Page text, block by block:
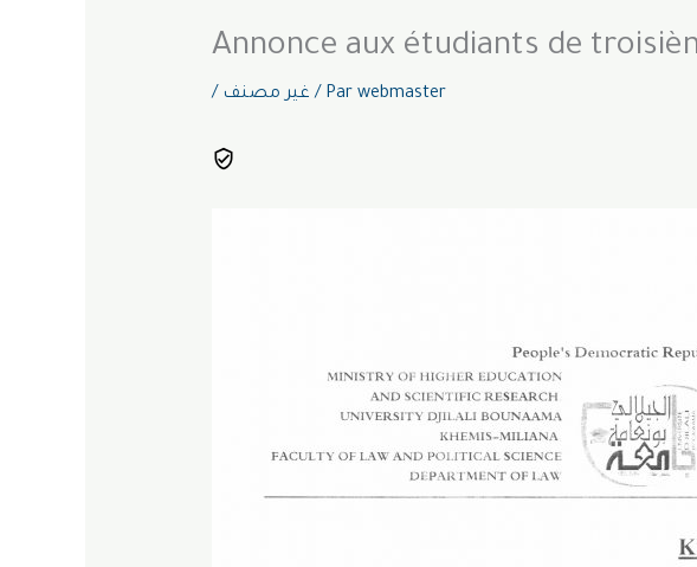
Annonce aux étudiants de
/ غير مصنف / Par webmaster